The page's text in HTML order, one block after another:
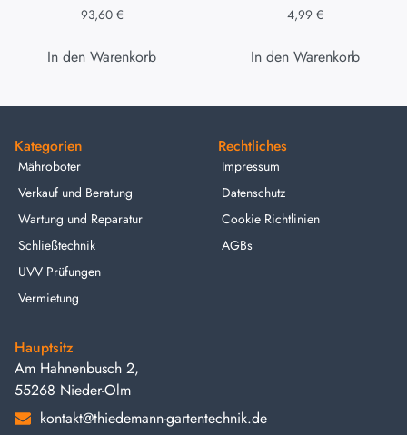
93,60 €
In den Warenkorb
4,99 €
In den Warenkorb
Kategorien
Mähroboter
Verkauf und Beratung
Wartung und Reparatur
Schließtechnik
UVV Prüfungen
Vermietung
Rechtliches
Impressum
Datenschutz
Cookie Richtlinien
AGBs
Hauptsitz
Am Hahnenbusch 2,
55268 Nieder-Olm
kontakt@thiedemann-gartentechnik.de